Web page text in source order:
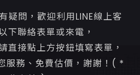
疑問，歡迎利用LINE線上客
下聯絡表單或來電，
直接點上方按鈕填寫表單，
服務、免費估價，謝謝！( *